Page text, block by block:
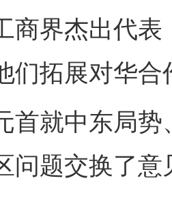
商界杰出代
们拓展对华合
就中东局势
问题交换了意